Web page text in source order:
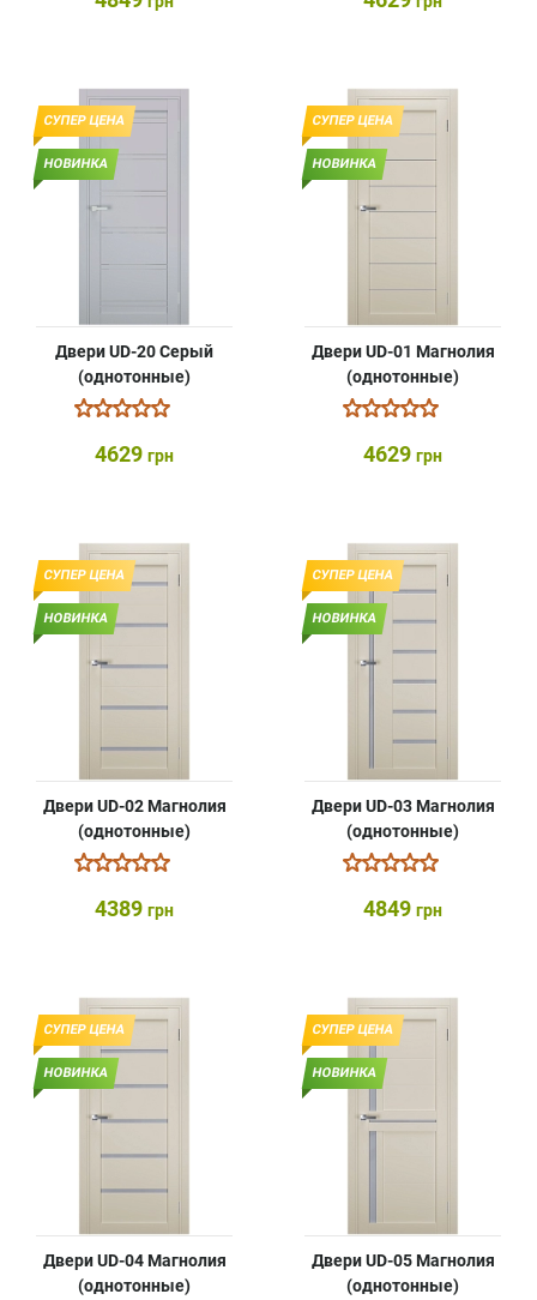
СУПЕР ЦЕНА
НОВИНКА
Двери UD-20 Серый
(однотонные)
4629 грн
СУПЕР ЦЕНА
НОВИНКА
Двери UD-01 Магнолия
(однотонные)
4629 грн
СУПЕР ЦЕНА
НОВИНКА
Двери UD-02 Магнолия
(однотонные)
4389 грн
СУПЕР ЦЕНА
НОВИНКА
Двери UD-03 Магнолия
(однотонные)
4849 грн
СУПЕР ЦЕНА
НОВИНКА
Двери UD-04 Магнолия
(однотонные)
СУПЕР ЦЕНА
НОВИНКА
Двери UD-05 Магнолия
(однотонные)